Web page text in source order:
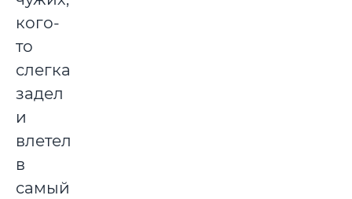
кого-
то
слегка
задел
и
влетел
в
самый